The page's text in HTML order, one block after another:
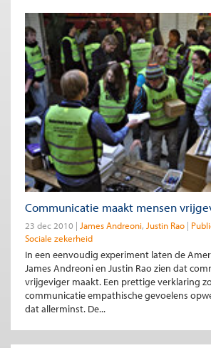
Communicatie maakt mensen
23 dec 2010 James Andreoni Justin Rao
Sociale zekerheid
In een eenvoudig experiment laten de
James Andreoni en Justin Rao zien dat
vrijgeviger maakt. Een prettige verklaring
communicatie empathische gevoelens
dat allerminst. De...